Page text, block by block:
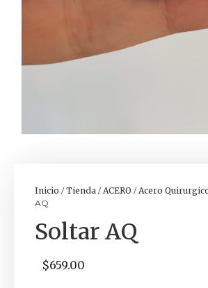
Inicio /Tienda / ACERO / Acero
AQ
Soltar AQ
$659.00